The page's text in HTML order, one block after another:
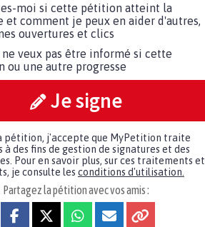
moi si cette pétition atteint la
et comment je peux en aider d'autres,
ouvertures et clics
ne veux pas être informé si cette
ou une autre progresse
Je signe
pétition, j'accepte que MyPetition traite
à des fins de gestion de signatures et des
Pour en savoir plus, sur ces traitements et
je consulte les conditions d'utilisation.
Partagez la pétition avec vos amis :